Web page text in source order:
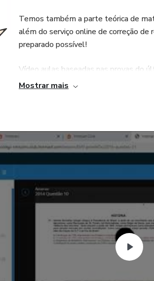
Temos também a parte teórica de
além do serviço online de correção de
preparado possível!
Vídeo aulas baseadas nas provas do
Mostrar mais